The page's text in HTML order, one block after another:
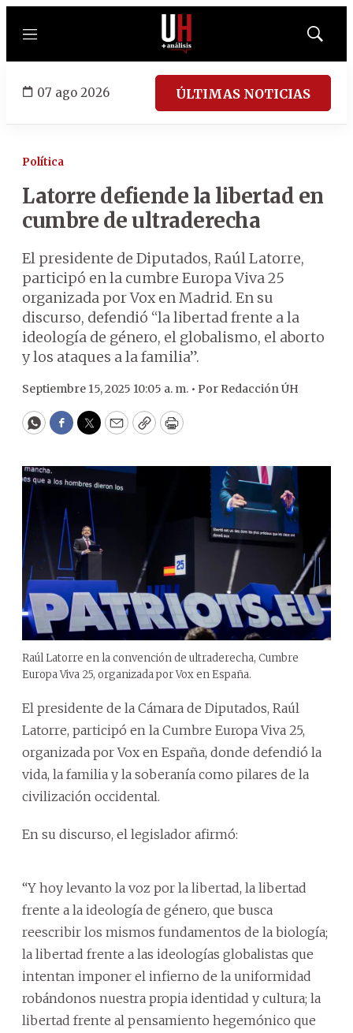
Menú
Mostrar
07 ago 2026 ÚLTIMAS NOTICIAS
Política
Latorre defiende la libertad en
cumbre de ultraderecha
El presidente de Diputados, Raúl Latorre,
participó en la cumbre Europa Viva 25
organizada por Vox en Madrid. En su
discurso, defendió “la libertad frente a la
ideología de género, el globalismo, el aborto
y los ataques a la familia”.
Septiembre 15, 2025 10:05 a. m. • Por Redacción ÚH
WhatsApp
Facebook
Twitter
EmailCopyPrint
Raúl Latorre en la convención de ultraderecha, Cumbre
Europa Viva 25, organizada por Vox en España.
El presidente de la Cámara de Diputados, Raúl
Latorre, participó en la Cumbre Europa Viva 25,
organizada por Vox en España, donde defendió la
vida, la familia y la soberanía como pilares de la
civilización occidental.
En su discurso, el legislador afirmó:
“Y hoy levanto la voz por la libertad, la libertad
frente a la ideología de género, que busca
reescribir los mismos fundamentos de la biología;
la libertad frente a las ideologías globalistas que
intentan imponer el infierno de la uniformidad
robándonos nuestra propia identidad y cultura; la
libertad frente al pensamiento hegemónico que